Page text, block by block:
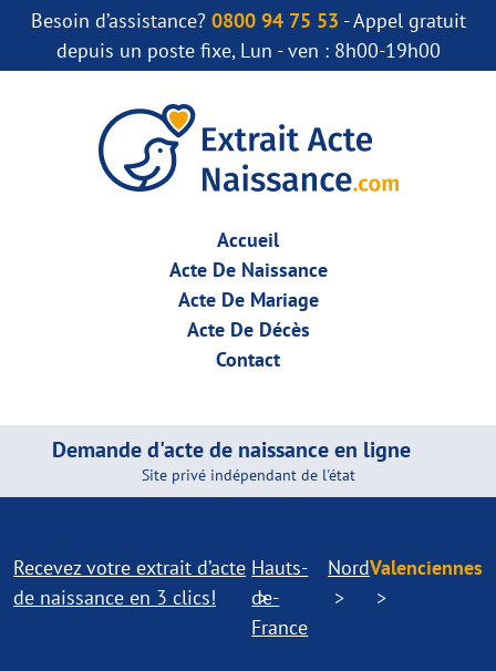
Besoin d’assistance? 0800 94 75 53 - Appel gratuit
depuis un poste fixe, Lun - ven : 8h00-19h00
Accueil
Acte De Naissance
Acte De Mariage
Acte De Décès
Contact
Demande d'acte de naissance en ligne
Site privé indépendant de l'état
Recevez votre extrait d’acte
de naissance en 3 clics!
Hauts-
de-
France
NordValenciennes